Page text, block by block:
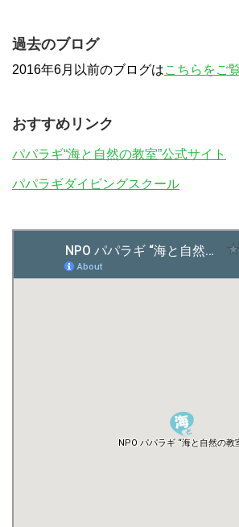
過去のブログ
2016年6月以前のブログはこちらをご
おすすめリンク
パパラギ“海と自然の教室”公式サイト
パパラギダイビングスクール